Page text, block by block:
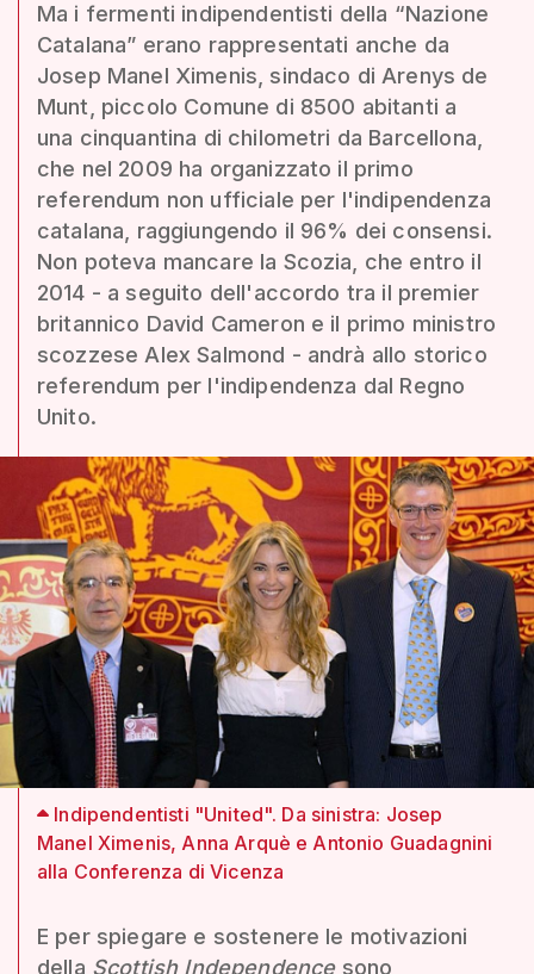
Ma i fermenti indipendentisti della “Nazione
Catalana” erano rappresentati anche da
Josep Manel Ximenis, sindaco di Arenys de
Munt, piccolo Comune di 8500 abitanti a
una cinquantina di chilometri da Barcellona,
che nel 2009 ha organizzato il primo
referendum non ufficiale per l'indipendenza
catalana, raggiungendo il 96% dei consensi.
Non poteva mancare la Scozia, che entro il
2014 - a seguito dell'accordo tra il premier
britannico David Cameron e il primo ministro
scozzese Alex Salmond - andrà allo storico
referendum per l'indipendenza dal Regno
Unito.
Indipendentisti "United". Da sinistra: Josep
Manel Ximenis, Anna Arquè e Antonio Guadagnini
alla Conferenza di Vicenza
E per spiegare e sostenere le motivazioni
della Scottish Independencesono